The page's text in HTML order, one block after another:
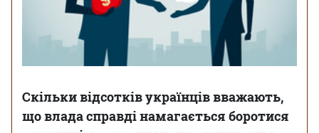
Скільки відсотків українців вважають,
що влада справді намагається боротися